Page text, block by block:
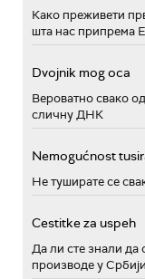
Како преживети
шта нас припрема
Dvojnik mog oca
Вероватно свако
сличну ДНК
Nemogućnost
Не туширате се
Cestitke za uspeh
Да ли сте знали да
производе у Србији